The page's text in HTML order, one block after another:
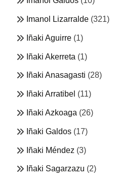
Imanol Lizarralde (321)
Iñaki Aguirre (1)
Iñaki Akerreta (1)
Iñaki Anasagasti (28)
Iñaki Arratibel (11)
Iñaki Azkoaga (26)
Iñaki Galdos (17)
Iñaki Méndez (3)
Iñaki Sagarzazu (2)